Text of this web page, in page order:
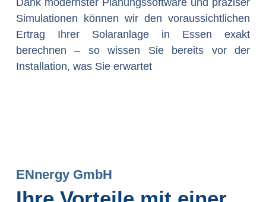
Dank modernster Planungssoftware und präziser
Simulationen können wir den voraussichtlichen
Ertrag Ihrer Solaranlage in Essen exakt
berechnen – so wissen Sie bereits vor der
Installation, was Sie erwartet
ENnergy GmbH